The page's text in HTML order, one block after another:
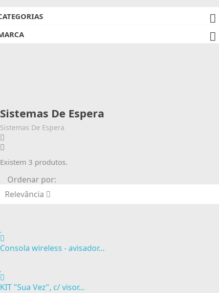


Sistemas De Espera
Sistemas De Espera
Existem 3 produtos.
Ordenar por:
Relevância
Consola wireless - avisador...
KIT "Sua Vez", c/ visor...